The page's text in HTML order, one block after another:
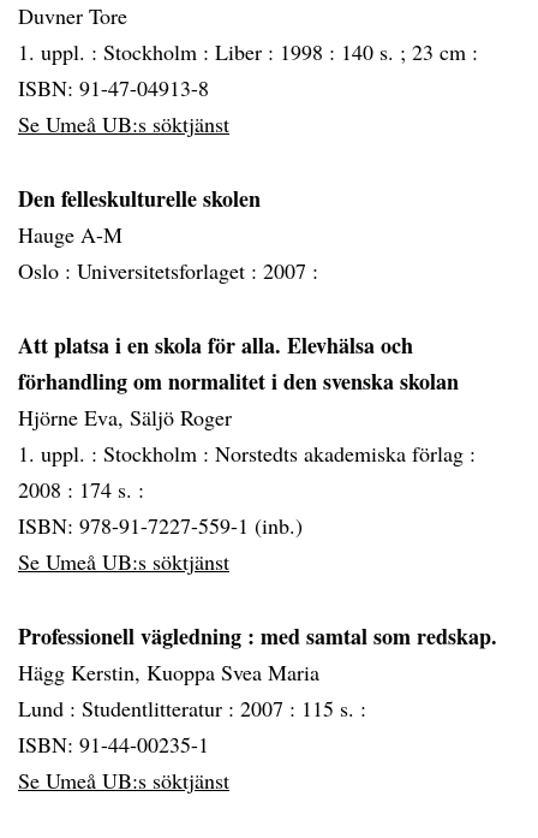
Duvner Tore
1. uppl. : Stockholm : Liber : 1998 : 140 s. ; 23 cm :
ISBN: 91-47-04913-8
Se Umeå UB:s söktjänst
Den felleskulturelle skolen
Hauge A-M
Oslo : Universitetsforlaget : 2007 :
Att platsa i en skola för alla. Elevhälsa och
förhandling om normalitet i den svenska skolan
Hjörne Eva, Säljö Roger
1. uppl. : Stockholm : Norstedts akademiska förlag :
2008 : 174 s. :
ISBN: 978-91-7227-559-1 (inb.)
Se Umeå UB:s söktjänst
Professionell vägledning : med samtal som redskap.
Hägg Kerstin, Kuoppa Svea Maria
Lund : Studentlitteratur : 2007 : 115 s. :
ISBN: 91-44-00235-1
Se Umeå UB:s söktjänst